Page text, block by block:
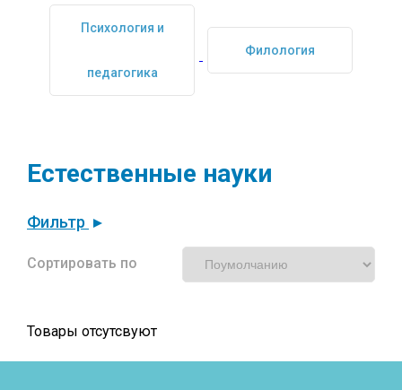
Психология и
педагогика
Филология
Естественные науки
Фильтр
Сортировать по
Товары отсутсвуют